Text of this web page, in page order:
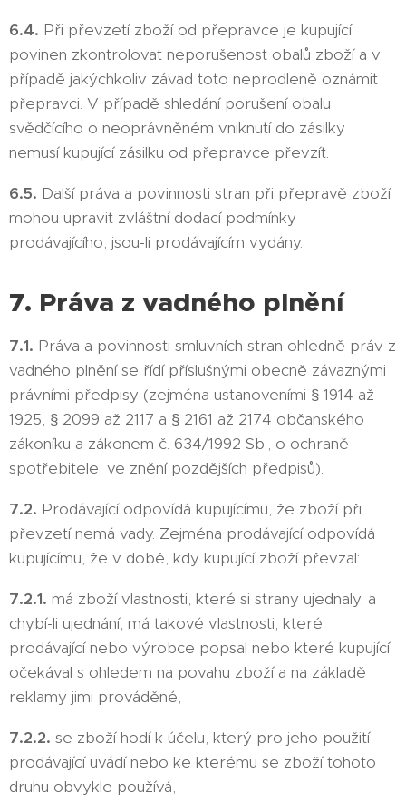
6.4. Při převzetí zboží od přepravce je kupující
povinen zkontrolovat neporušenost obalů zboží a v
případě jakýchkoliv závad toto neprodleně oznámit
přepravci. V případě shledání porušení obalu
svědčícího o neoprávněném vniknutí do zásilky
nemusí kupující zásilku od přepravce převzít.
6.5. Další práva a povinnosti stran při přepravě zboží
mohou upravit zvláštní dodací podmínky
prodávajícího, jsou-li prodávajícím vydány.
7. Práva z vadného plnění
7.1. Práva a povinnosti smluvních stran ohledně práv z
vadného plnění se řídí příslušnými obecně závaznými
právními předpisy (zejména ustanoveními § 1914 až
1925, § 2099 až 2117 a § 2161 až 2174 občanského
zákoníku a zákonem č. 634/1992 Sb., o ochraně
spotřebitele, ve znění pozdějších předpisů).
7.2. Prodávající odpovídá kupujícímu, že zboží při
převzetí nemá vady. Zejména prodávající odpovídá
kupujícímu, že v době, kdy kupující zboží převzal:
7.2.1. má zboží vlastnosti, které si strany ujednaly, a
chybí-li ujednání, má takové vlastnosti, které
prodávající nebo výrobce popsal nebo které kupující
očekával s ohledem na povahu zboží a na základě
reklamy jimi prováděné,
7.2.2. se zboží hodí k účelu, který pro jeho použití
prodávající uvádí nebo ke kterému se zboží tohoto
druhu obvykle používá,